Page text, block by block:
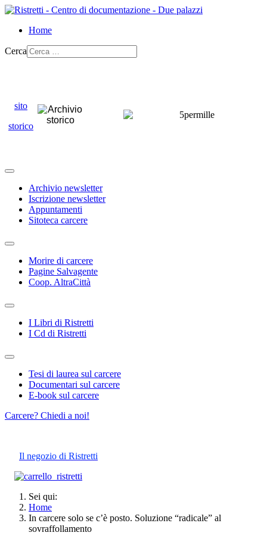
Home
Cerca
sito
storico
Archivio newsletter
Iscrizione newsletter
Appuntamenti
Sitoteca carcere
Morire di carcere
Pagine Salvagente
Coop. AltraCittà
I Libri di Ristretti
I Cd di Ristretti
Tesi di laurea sul carcere
Documentari sul carcere
E-book sul carcere
Carcere? Chiedi a noi!
Il negozio di Ristretti
Sei qui:
Home
In carcere solo se c’è posto. Soluzione “radicale” al
sovraffollamento